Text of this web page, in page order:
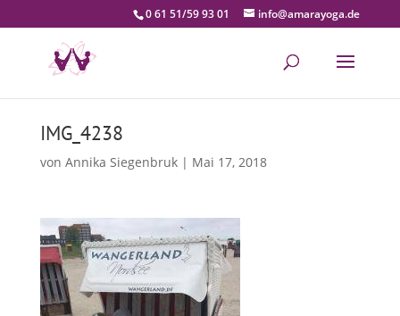
0 61 51/59 93 01 info@amarayoga.de
IMG_4238
von Annika Siegenbruk| Mai 17, 2018